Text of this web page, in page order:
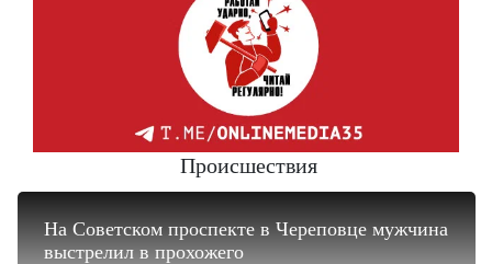
Происшествия
На Советском проспекте в Череповце мужчина
выстрелил в прохожего